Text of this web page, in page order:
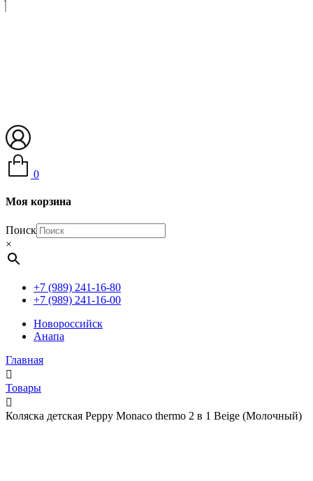
0
Моя корзина
Поиск
×
+7 (989) 241-16-80
+7 (989) 241-16-00
Новороссийск
Анапа
Главная
Товары
Коляска детская Peppy Monaco thermo 2 в 1 Beige (Молочный)